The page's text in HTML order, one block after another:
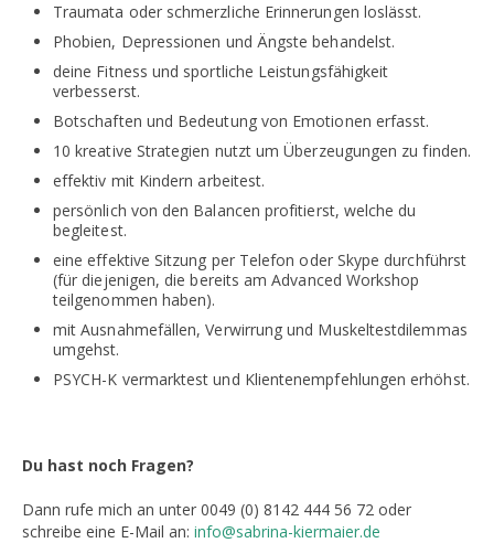
Traumata oder schmerzliche Erinnerungen loslässt.
Phobien, Depressionen und Ängste behandelst.
deine Fitness und sportliche Leistungsfähigkeit
verbesserst.
Botschaften und Bedeutung von Emotionen erfasst.
10 kreative Strategien nutzt um Überzeugungen zu finden.
effektiv mit Kindern arbeitest.
persönlich von den Balancen profitierst, welche du
begleitest.
eine effektive Sitzung per Telefon oder Skype durchführst
(für diejenigen, die bereits am Advanced Workshop
teilgenommen haben).
mit Ausnahmefällen, Verwirrung und Muskeltestdilemmas
umgehst.
PSYCH-K vermarktest und Klientenempfehlungen erhöhst.
Du hast noch Fragen?
Dann rufe mich an unter 0049 (0) 8142 444 56 72 oder
schreibe eine E-Mail an: info@sabrina-kiermaier.de